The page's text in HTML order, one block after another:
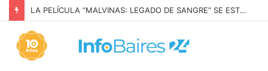
LA PELÍCULA “MALVINAS: LEGADO DE SANGRE” SE ESTRENARÁ EN PRIME VIDEO